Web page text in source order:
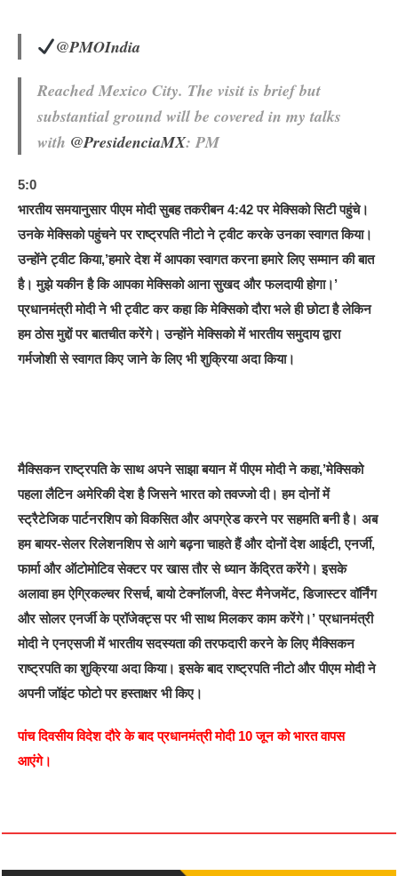
@PMOIndia
Reached Mexico City. The visit is brief but
substantial ground will be covered in my talks
with @PresidenciaMX: PM
5:0
भारतीय समयानुसार पीएम मोदी सुबह तकरीबन 4:42 पर मेक्सिको सिटी पहुंचे।
उनके मेक्सिको पहुंचने पर राष्ट्रपति नीटो ने ट्वीट करके उनका स्वागत किया।
उन्होंने ट्वीट किया,’हमारे देश में आपका स्वागत करना हमारे लिए सम्मान की बात
है। मुझे यकीन है कि आपका मेक्सिको आना सुखद और फलदायी होगा।’
प्रधानमंत्री मोदी ने भी ट्वीट कर कहा कि मेक्सिको दौरा भले ही छोटा है लेकिन
हम ठोस मुद्दों पर बातचीत करेंगे। उन्होंने मेक्सिको में भारतीय समुदाय द्वारा
गर्मजोशी से स्वागत किए जाने के लिए भी शुक्रिया अदा किया।
मैक्सिकन राष्ट्रपति के साथ अपने साझा बयान में पीएम मोदी ने कहा,’मेक्सिको
पहला लैटिन अमेरिकी देश है जिसने भारत को तवज्जो दी। हम दोनों में
स्ट्रैटेजिक पार्टनरशिप को विकसित और अपग्रेड करने पर सहमति बनी है। अब
हम बायर-सेलर रिलेशनशिप से आगे बढ़ना चाहते हैं और दोनों देश आईटी, एनर्जी,
फार्मा और ऑटोमोटिव सेक्टर पर खास तौर से ध्यान केंद्रित करेंगे। इसके
अलावा हम ऐग्रिकल्चर रिसर्च, बायो टेक्नॉलजी, वेस्ट मैनेजमेंट, डिजास्टर वॉर्निंग
और सोलर एनर्जी के प्रॉजेक्ट्स पर भी साथ मिलकर काम करेंगे।’ प्रधानमंत्री
मोदी ने एनएसजी में भारतीय सदस्यता की तरफदारी करने के लिए मैक्सिकन
राष्ट्रपति का शुक्रिया अदा किया। इसके बाद राष्ट्रपति नीटो और पीएम मोदी ने
अपनी जॉइंट फोटो पर हस्ताक्षर भी किए।
पांच दिवसीय विदेश दौरे के बाद प्रधानमंत्री मोदी 10 जून को भारत वापस
आएंगे।